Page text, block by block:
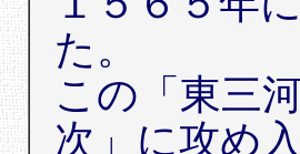
た。
この「東三
次」に攻め